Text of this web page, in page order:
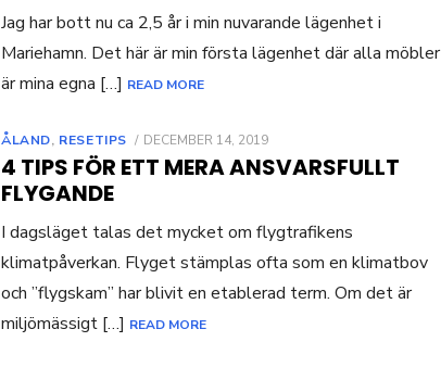
Jag har bott nu ca 2,5 år i min nuvarande lägenhet i
Mariehamn. Det här är min första lägenhet där alla möbler
är mina egna […] READ MORE
ÅLAND, RESETIPS
POSTED
DECEMBER 14, 2019
4 TIPS FÖR ETT MERA ANSVARSFULLT
FLYGANDE
I dagsläget talas det mycket om flygtrafikens
klimatpåverkan. Flyget stämplas ofta som en klimatbov
och ”flygskam” har blivit en etablerad term. Om det är
miljömässigt […] READ MORE